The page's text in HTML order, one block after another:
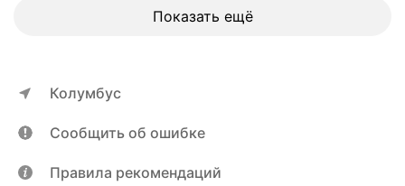
Показать ещё
Колумбус
Сообщить об ошибке
Правила рекомендаций